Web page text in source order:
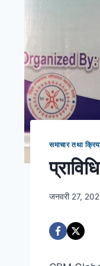
समाचार तथा
जनवरी 27,